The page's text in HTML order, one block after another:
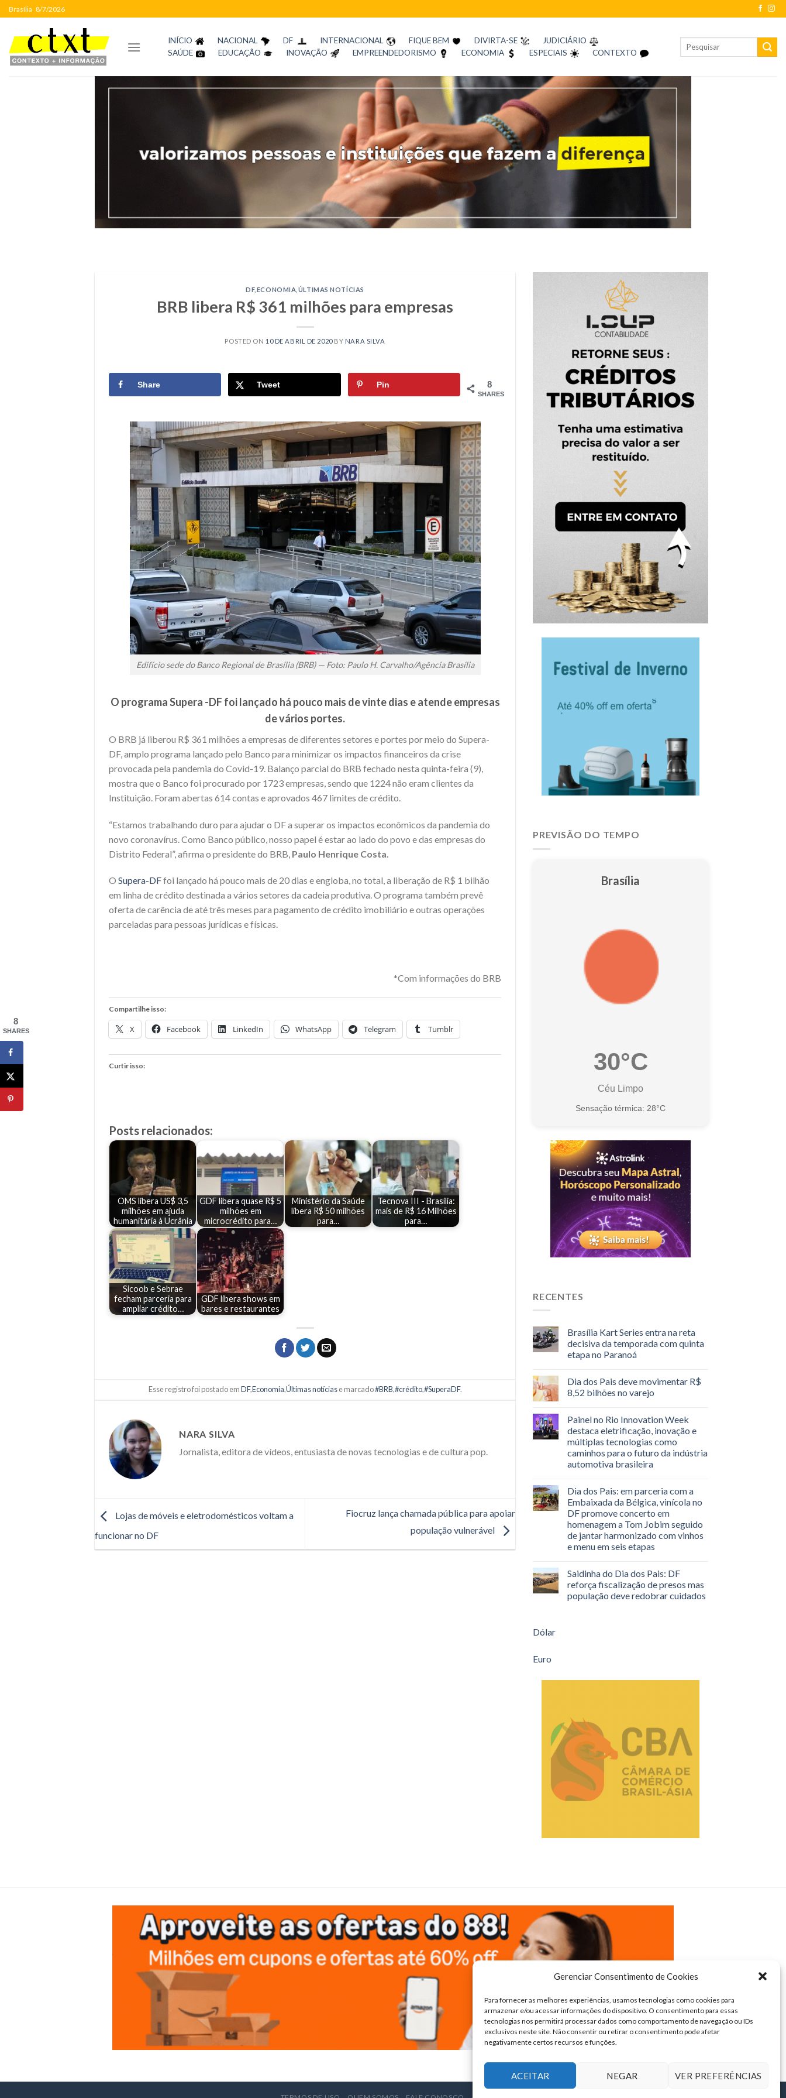
Gerenciar Consentimento de Cookies
Para fornecer as melhores experiências, usamos tecnologias como cookies para
armazenar e/ou acessar informações do dispositivo. O consentimento para essas
tecnologias nos permitirá processar dados como comportamento de navegação ou IDs
exclusivos neste site. Não consentir ou retirar o consentimento pode afetar
negativamente certos recursos e funções.
ACEITAR NEGAR VER PREFERÊNCIAS
Skip
to
content
Brasília 8/7/2026
INÍCIO NACIONAL DF INTERNACIONAL FIQUE BEM DIVIRTA-SE
JUDICIÁRIO
SAÚDE
EDUCAÇÃO INOVAÇÃO EMPREENDEDORISMO ECONOMIA ESPECIAIS CONTEXTO
DF, ECONOMIA ÚLTIMAS NOTÍCIAS
BRB libera R$ 361 milhões para empresas
POSTED ON 10 DE ABRIL DE 2020BY NARA SILVA
8
SHARES
Share Tweet Pin
Edifício sede do Banco Regional de Brasília (BRB) — Foto: Paulo H. Carvalho/Agência Brasília
O programa Supera -DF foi lançado há pouco mais de vinte dias e atende empresas
de vários portes.
O BRB já liberou R$ 361 milhões a empresas de diferentes setores e portes por meio do Supera-
DF, amplo programa lançado pelo Banco para minimizar os impactos financeiros da crise
provocada pela pandemia do Covid-19. Balanço parcial do BRB fechado nesta quinta-feira (9),
mostra que o Banco foi procurado por 1723 empresas, sendo que 1224 não eram clientes da
Instituição. Foram abertas 614 contas e aprovados 467 limites de crédito.
“Estamos trabalhando duro para ajudar o DF a superar os impactos econômicos da pandemia do
novo coronavírus. Como Banco público, nosso papel é estar ao lado do povo e das empresas do
Distrito Federal”, afirma o presidente do BRB, Paulo Henrique Costa.
O Supera-DFfoi lançado há pouco mais de 20 dias e engloba, no total, a liberação de R$ 1 bilhão
em linha de crédito destinada a vários setores da cadeia produtiva. O programa também prevê
oferta de carência de até três meses para pagamento de crédito imobiliário e outras operações
parceladas para pessoas jurídicas e físicas.
*Com informações do BRB
Compartilhe isso:
X Facebook LinkedIn WhatsApp Telegram Tumblr
Curtir isso:
Posts relacionados:
OMS libera US$ 3,5
milhões em ajuda
humanitária à Ucrânia
GDF libera quase R$ 5
milhões em
microcrédito para…
Ministério da Saúde
libera R$ 50 milhões
para…
Tecnova III - Brasília:
mais de R$ 16 Milhões
para…
Sicoob e Sebrae
fecham parceria para
ampliar crédito…
GDF libera shows em
bares e restaurantes
Esse registro foi postado emDF,Economia,Últimas notíciase marcado#BRB,#crédito,#SuperaDF.
NARA SILVA
Jornalista, editora de vídeos, entusiasta de novas tecnologias e de cultura pop.
Lojas de móveis e eletrodomésticos voltam a
funcionar no DF
Fiocruz lança chamada pública para apoiar
população vulnerável
PREVISÃO DO TEMPO
Brasília
30°C
Céu Limpo
Sensação térmica: 28°C
RECENTES
Brasília Kart Series entra na reta
decisiva da temporada com quinta
etapa no Paranoá
Dia dos Pais deve movimentar R$
8,52 bilhões no varejo
Painel no Rio Innovation Week
destaca eletrificação, inovação e
múltiplas tecnologias como
caminhos para o futuro da indústria
automotiva brasileira
Dia dos Pais: em parceria com a
Embaixada da Bélgica, vinícola no
DF promove concerto em
homenagem a Tom Jobim seguido
de jantar harmonizado com vinhos
e menu em seis etapas
Saidinha do Dia dos Pais: DF
reforça fiscalização de presos mas
população deve redobrar cuidados
Dólar
Euro
8
SHARES